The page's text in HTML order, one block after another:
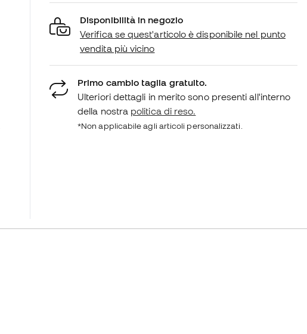
Disponibilità in negozio
Verifica se quest'articolo è disponibile nel punto
vendita più vicino
Primo cambio taglia gratuito.
Ulteriori dettagli in merito sono presenti all'interno
della nostra politica di reso.
*Non applicabile agli articoli personalizzati.